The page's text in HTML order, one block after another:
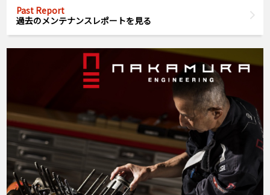
Past Report
過去のメンテナンスレポートを見る